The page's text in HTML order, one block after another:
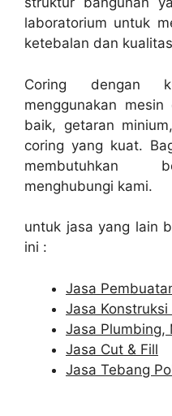
laboratorium untuk
ketebalan dan
Coring dengan
menggunakan
baik, getaran
coring yang kuat.
membutuhkan
menghubungi kami.
untuk jasa yang lain
ini :
Jasa
Jasa
Jasa Plumbing,
Jasa Cut & Fill
Jasa Tebang